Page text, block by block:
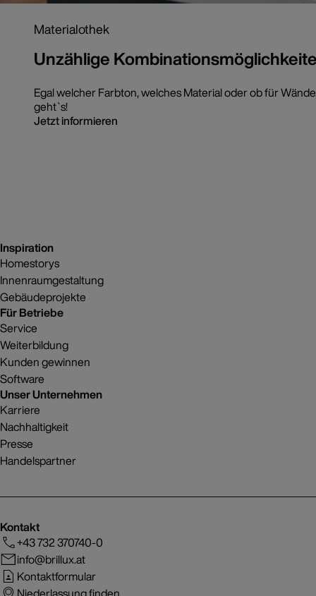
Materialothek
Unzählige
Egal welcher Farbton, welches Material oder ob für
geht`s!
Jetzt informieren
Inspiration
Homestorys
Innenraumgestaltung
Gebäudeprojekte
Für Betriebe
Service
Weiterbildung
Kunden gewinnen
Software
Unser Unternehmen
Karriere
Nachhaltigkeit
Presse
Handelspartner
Kontakt
+43 732 370740-0
info@brillux.at
Kontaktformular